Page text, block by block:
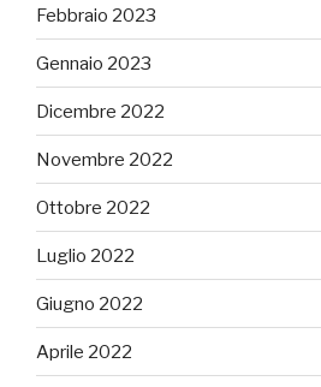
Febbraio 2023
Gennaio 2023
Dicembre 2022
Novembre 2022
Ottobre 2022
Luglio 2022
Giugno 2022
Aprile 2022